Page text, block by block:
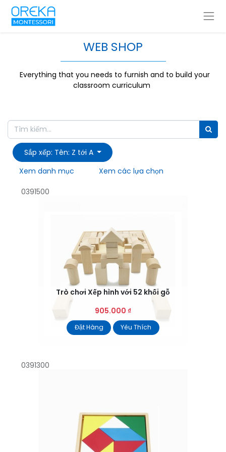
WEB SHOP
Everything that you needs to furnish and to build your
classroom curriculum
Sắp xếp: Tên: Z tới A
Xem danh mục
Xem các lựa chọn
0391500
Trò chơi Xếp hình với 52 khối gỗ
905.000 ₫
Đặt Hàng Yêu Thích
0391300